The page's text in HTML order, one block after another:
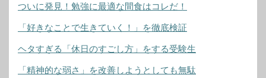
ついに発見！勉強に最適な間食はコレだ！
「好きなことで生きていく！」を徹底検証
ヘタすぎる「休日のすごし方」をする受験生
「精神的な弱さ」を改善しようとしても無駄